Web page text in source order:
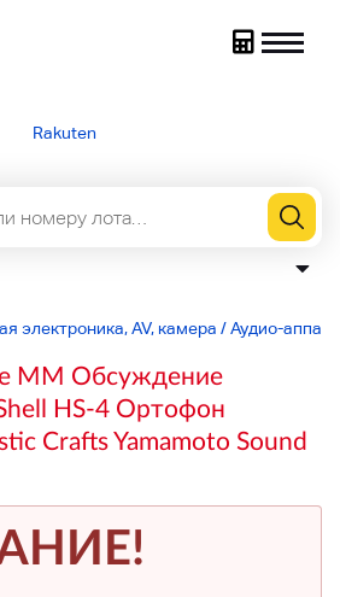
Rakuten
электроника, AV, камера /Аудио-
MM Обсуждение
HS-4 Ортофон
Crafts Yamamoto Sound